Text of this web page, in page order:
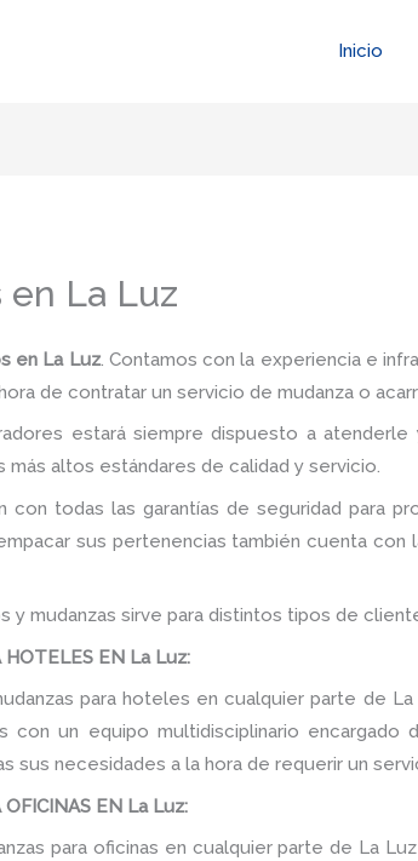
Inicio
en La Luz
en La Luz. Contamos con la experiencia e
de contratar un servicio de mudanza o
estará siempre dispuesto a
altos estándares de calidad y servicio.
con todas las garantías de seguridad para
sus pertenencias también cuenta con
y mudanzas sirve para distintos tipos de
HOTELES EN La Luz:
para hoteles en cualquier parte de
con un equipo multidisciplinario
sus necesidades a la hora de requerir un
OFICINAS EN La Luz:
para oficinas en cualquier parte de La